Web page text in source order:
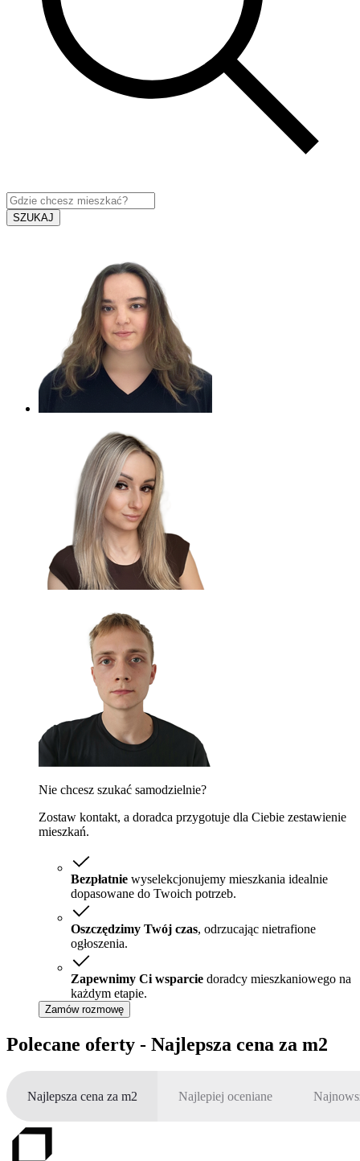
SZUKAJ
Nie chcesz szukać samodzielnie?
Zostaw kontakt, a doradca przygotuje dla Ciebie zestawienie
mieszkań.
Bezpłatnie wyselekcjonujemy mieszkania idealnie
dopasowane do Twoich potrzeb.
Oszczędzimy Twój czas, odrzucając nietrafione
ogłoszenia.
Zapewnimy Ci wsparcie doradcy mieszkaniowego na
każdym etapie.
Zamów rozmowę
Polecane oferty - Najlepsza cena za m2
Najlepsza cena za m2 Najlepiej oceniane